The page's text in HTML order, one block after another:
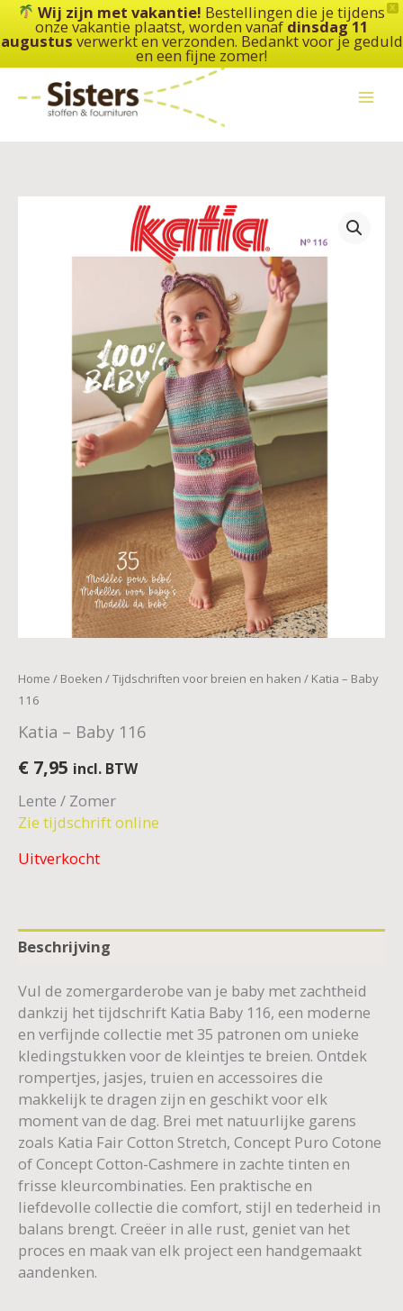
X
Wij zijn met vakantie! Bestellingen die je tijdens
onze vakantie plaatst, worden vanaf dinsdag 11
augustus verwerkt en verzonden. Bedankt voor je geduld
en een fijne zomer!
de
inhoud
Home / Boeken /Tijdschriften voor breien en haken / Katia – Baby
116
Katia – Baby 116
€ 7,95 incl. BTW
Lente / Zomer
Zie tijdschrift online
Uitverkocht
Beschrijving
Vul de zomergarderobe van je baby met zachtheid
dankzij het tijdschrift Katia Baby 116, een moderne
en verfijnde collectie met 35 patronen om unieke
kledingstukken voor de kleintjes te breien. Ontdek
rompertjes, jasjes, truien en accessoires die
makkelijk te dragen zijn en geschikt voor elk
moment van de dag. Brei met natuurlijke garens
zoals Katia Fair Cotton Stretch, Concept Puro Cotone
of Concept Cotton-Cashmere in zachte tinten en
frisse kleurcombinaties. Een praktische en
liefdevolle collectie die comfort, stijl en tederheid in
balans brengt. Creëer in alle rust, geniet van het
proces en maak van elk project een handgemaakt
aandenken.